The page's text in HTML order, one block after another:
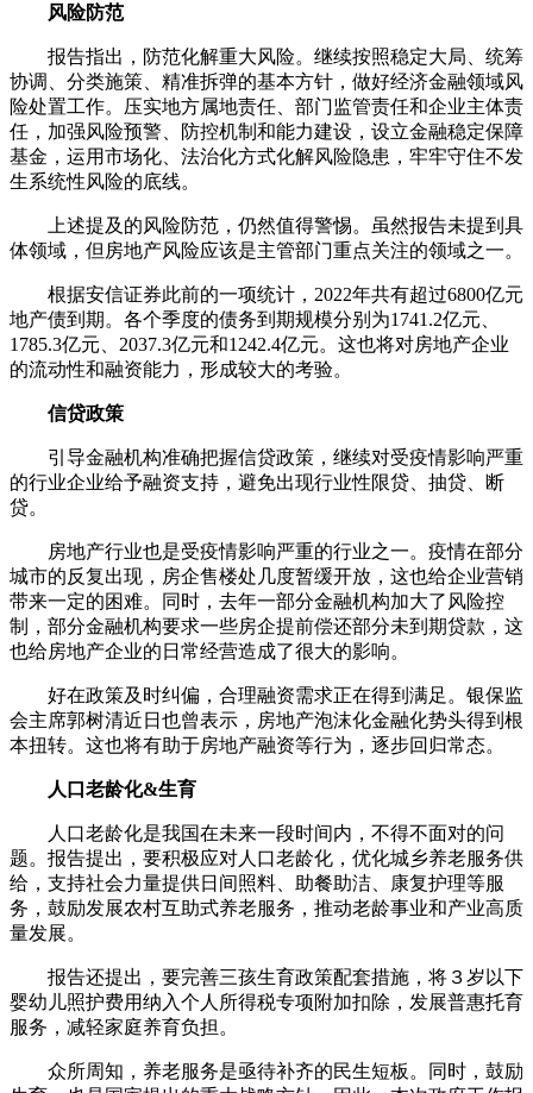
风险防范
报告指出，防范化解重大风险。继续按照稳定大局、统筹
协调、分类施策、精准拆弹的基本方针，做好经济金融领域风
险处置工作。压实地方属地责任、部门监管责任和企业主体责
任，加强风险预警、防控机制和能力建设，设立金融稳定保障
基金，运用市场化、法治化方式化解风险隐患，牢牢守住不发
生系统性风险的底线。
上述提及的风险防范，仍然值得警惕。虽然报告未提到具
体领域，但房地产风险应该是主管部门重点关注的领域之一。
根据安信证券此前的一项统计，2022年共有超过6800亿元
地产债到期。各个季度的债务到期规模分别为1741.2亿元、
1785.3亿元、2037.3亿元和1242.4亿元。这也将对房地产企业
的流动性和融资能力，形成较大的考验。
信贷政策
引导金融机构准确把握信贷政策，继续对受疫情影响严重
的行业企业给予融资支持，避免出现行业性限贷、抽贷、断
贷。
房地产行业也是受疫情影响严重的行业之一。疫情在部分
城市的反复出现，房企售楼处几度暂缓开放，这也给企业营销
带来一定的困难。同时，去年一部分金融机构加大了风险控
制，部分金融机构要求一些房企提前偿还部分未到期贷款，这
也给房地产企业的日常经营造成了很大的影响。
好在政策及时纠偏，合理融资需求正在得到满足。银保监
会主席郭树清近日也曾表示，房地产泡沫化金融化势头得到根
本扭转。这也将有助于房地产融资等行为，逐步回归常态。
人口老龄化&生育
人口老龄化是我国在未来一段时间内，不得不面对的问
题。报告提出，要积极应对人口老龄化，优化城乡养老服务供
给，支持社会力量提供日间照料、助餐助洁、康复护理等服
务，鼓励发展农村互助式养老服务，推动老龄事业和产业高质
量发展。
报告还提出，要完善三孩生育政策配套措施，将３岁以下
婴幼儿照护费用纳入个人所得税专项附加扣除，发展普惠托育
服务，减轻家庭养育负担。
众所周知，养老服务是亟待补齐的民生短板。同时，鼓励